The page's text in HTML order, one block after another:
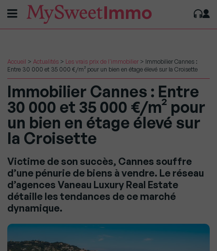
Accueil > Actualités > Les vrais prix de l'immobilier > Immobilier Cannes :
Entre 30 000 et 35 000 €/m² pour un bien en étage élevé sur la Croisette
Immobilier Cannes : Entre
30 000 et 35 000 €/m² pour
un bien en étage élevé sur
la Croisette
Victime de son succès, Cannes souffre
d’une pénurie de biens à vendre. Le réseau
d’agences Vaneau Luxury Real Estate
détaille les tendances de ce marché
dynamique.